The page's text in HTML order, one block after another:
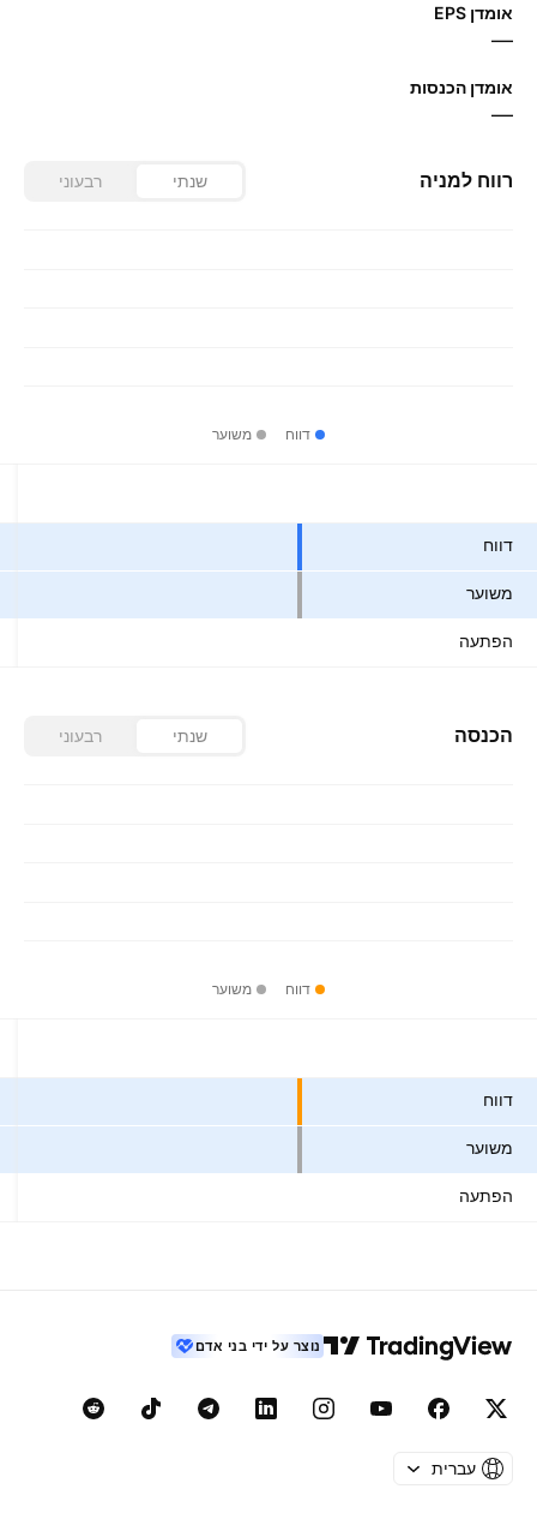
אומדן EPS
—
אומדן הכנסות
—
רווח למניה שנתי רבעוני
דווח משוער
דווח
משוער
הפתעה
הכנסה שנתי רבעוני
דווח משוער
דווח
משוער
הפתעה
נוצר על ידי בני אדם
עברית